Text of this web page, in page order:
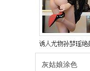
灰姑娘涂色